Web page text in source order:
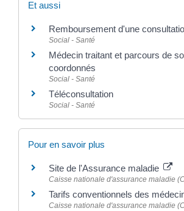
Et aussi
Remboursement d'une
Social - Santé
Médecin traitant et parcours de
coordonnés
Social - Santé
Téléconsultation
Social - Santé
Pour en savoir plus
Site de l'Assurance maladie
Caisse nationale d'assurance maladie
Tarifs conventionnels des
Caisse nationale d'assurance maladie